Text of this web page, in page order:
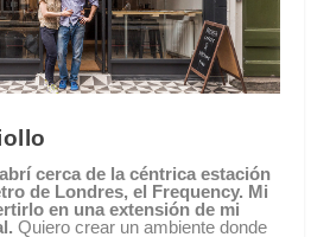
cerca de la céntrica estación
de Londres, el Frequency. Mi
en una extensión de mi
Quiero crear un ambiente donde